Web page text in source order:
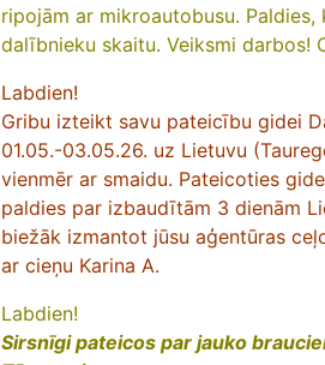
ripojām ar mikroautobusu.
dalībnieku skaitu. Veiksmi darbos!
Labdien!
Gribu izteikt savu pateicību gidei
01.05.-03.05.26. uz Lietuvu
vienmēr ar smaidu. Pateicoties
paldies par izbaudītām 3 dienām
biežāk izmantot jūsu aģentūras
ar cieņu Karina A.
Labdien!
Sirsnīgi pateicos par jauko